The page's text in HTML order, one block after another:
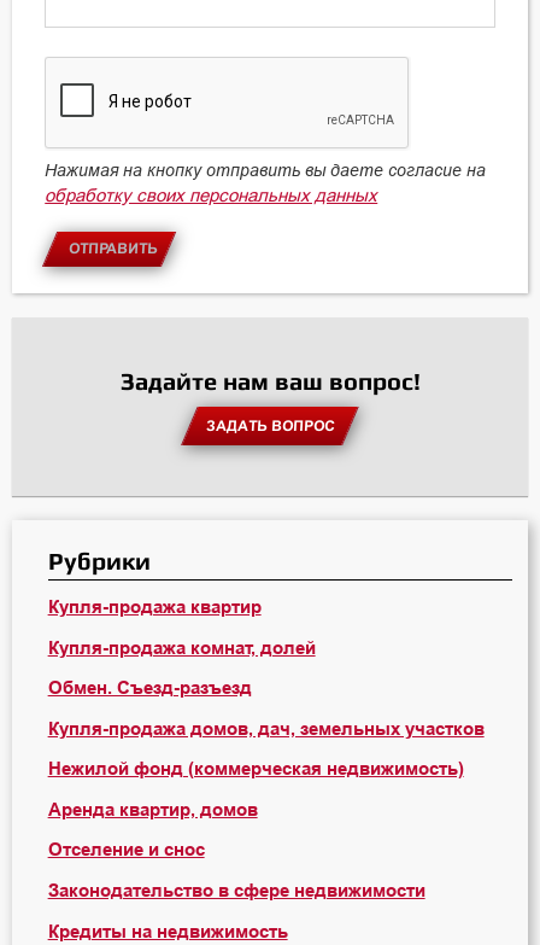
Нажимая на кнопку отправить вы даете согласие на
обработку своих персональных данных
ОТПРАВИТЬ
Задайте нам ваш вопрос!
ЗАДАТЬ ВОПРОС
Рубрики
Купля-продажа квартир
Купля-продажа комнат, долей
Обмен. Съезд-разъезд
Купля-продажа домов, дач, земельных участков
Нежилой фонд (коммерческая недвижимость)
Аренда квартир, домов
Отселение и снос
Законодательство в сфере недвижимости
Кредиты на недвижимость